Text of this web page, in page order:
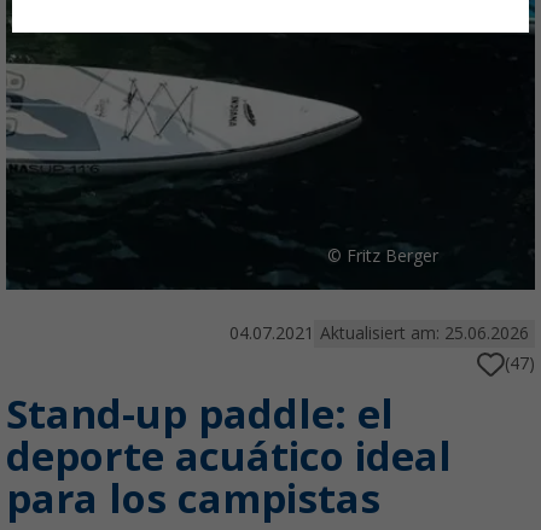
© Fritz Berger
04.07.2021 Aktualisiert am: 25.06.2026
(47)
Stand-up paddle: el
deporte acuático ideal
para los campistas